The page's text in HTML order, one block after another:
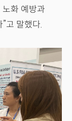
화 예방과
고 말했다.